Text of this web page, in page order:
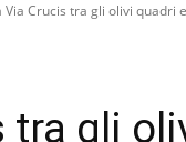
Via Crucis tra gli olivi quadri
tra gli